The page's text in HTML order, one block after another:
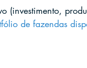
(investimento,
de fazendas